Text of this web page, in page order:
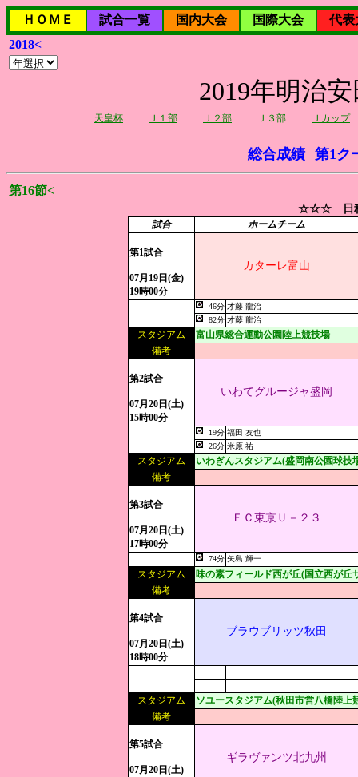
ＨＯＭＥ 試合一覧 国内大会 国際大会
代表
2018<
2019年明治
天皇杯 Ｊ１部 Ｊ２部 Ｊ３部 Ｊカップ
総合成績 第1ク
第16節<
☆☆☆ 日
試合 ホームチーム
第1試合
07月19日(金)
19時00分
カターレ富山
46分 才藤 龍治
82分 才藤 龍治
スタジアム
富山県総合運動公園陸上競技場
備考
第2試合
07月20日(土)
15時00分
いわてグルージャ盛岡
19分 福田 友也
26分 米原 祐
スタジアム
いわぎんスタジアム(盛岡南公園球技
備考
第3試合
07月20日(土)
17時00分
ＦＣ東京Ｕ－２３
74分 矢島 輝一
スタジアム
味の素フィールド西が丘(国立西が丘
備考
第4試合
07月20日(土)
18時00分
ブラウブリッツ秋田
スタジアム
ソユースタジアム(秋田市営八橋陸上
備考
第5試合
07月20日(土)
ギラヴァンツ北九州